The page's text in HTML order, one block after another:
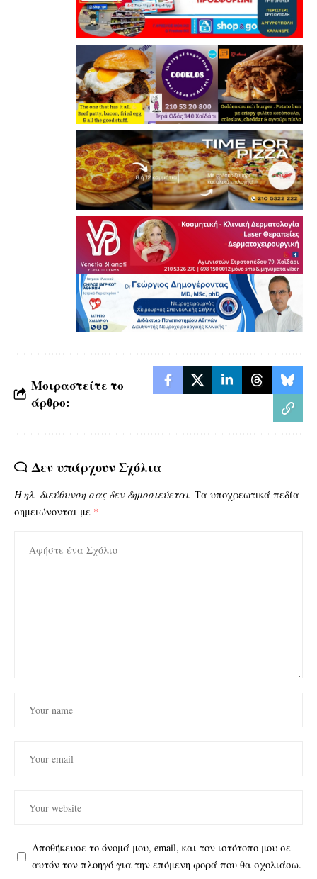
Μοιραστείτε το
άρθρο:
Δεν υπάρχουν Σχόλια
Η ηλ. διεύθυνση σας δεν δημοσιεύεται. Τα υποχρεωτικά πεδία
σημειώνονται με *
Αποθήκευσε το όνομά μου, email, και τον ιστότοπο μου σε
αυτόν τον πλοηγό για την επόμενη φορά που θα σχολιάσω.